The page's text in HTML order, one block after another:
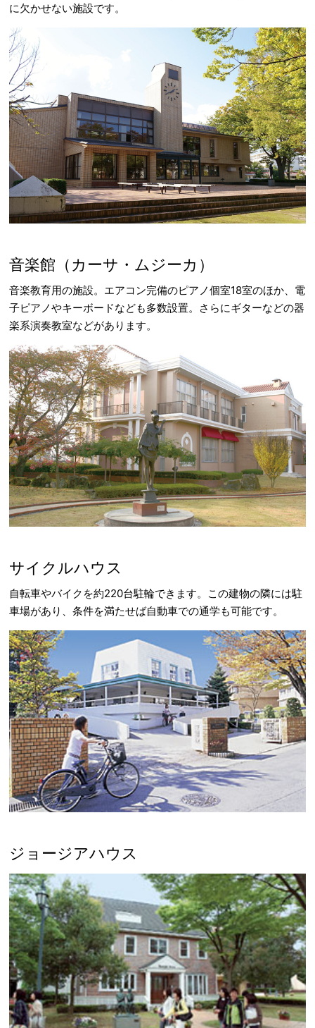
に欠かせない施設です。
音楽館（カーサ・ムジーカ）
音楽教育用の施設。エアコン完備のピアノ個室18室のほか、電
子ピアノやキーボードなども多数設置。さらにギターなどの器
楽系演奏教室などがあります。
サイクルハウス
自転車やバイクを約220台駐輪できます。この建物の隣には駐
車場があり、条件を満たせば自動車での通学も可能です。
ジョージアハウス